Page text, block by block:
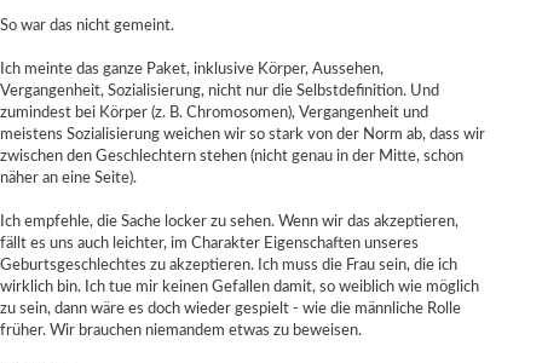
So war das nicht gemeint.
Ich meinte das ganze Paket, inklusive Körper, Aussehen,
Vergangenheit, Sozialisierung, nicht nur die Selbstdefinition. Und
zumindest bei Körper (z. B. Chromosomen), Vergangenheit und
meistens Sozialisierung weichen wir so stark von der Norm ab, dass wir
zwischen den Geschlechtern stehen (nicht genau in der Mitte, schon
näher an eine Seite).
Ich empfehle, die Sache locker zu sehen. Wenn wir das akzeptieren,
fällt es uns auch leichter, im Charakter Eigenschaften unseres
Geburtsgeschlechtes zu akzeptieren. Ich muss die Frau sein, die ich
wirklich bin. Ich tue mir keinen Gefallen damit, so weiblich wie möglich
zu sein, dann wäre es doch wieder gespielt - wie die männliche Rolle
früher. Wir brauchen niemandem etwas zu beweisen.